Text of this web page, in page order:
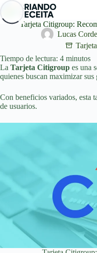
Saltar
contenidoTarjeta Citigroup:
Lucas
Tiempo de lectura: 4 minutos
La Tarjeta Citigroup es una
quienes buscan maximizar sus
Con beneficios variados, esta
de usuarios.